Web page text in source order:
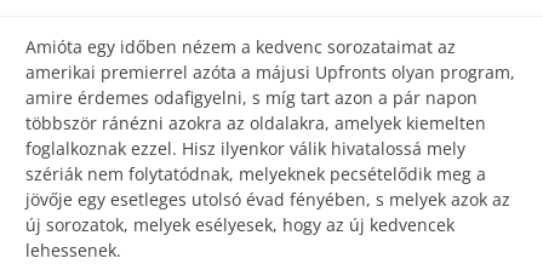
Amióta egy időben nézem a kedvenc sorozataimat az
amerikai premierrel azóta a májusi Upfronts olyan program,
amire érdemes odafigyelni, s míg tart azon a pár napon
többször ránézni azokra az oldalakra, amelyek kiemelten
foglalkoznak ezzel. Hisz ilyenkor válik hivatalossá mely
szériák nem folytatódnak, melyeknek pecsételődik meg a
jövője egy esetleges utolsó évad fényében, s melyek azok az
új sorozatok, melyek esélyesek, hogy az új kedvencek
lehessenek.